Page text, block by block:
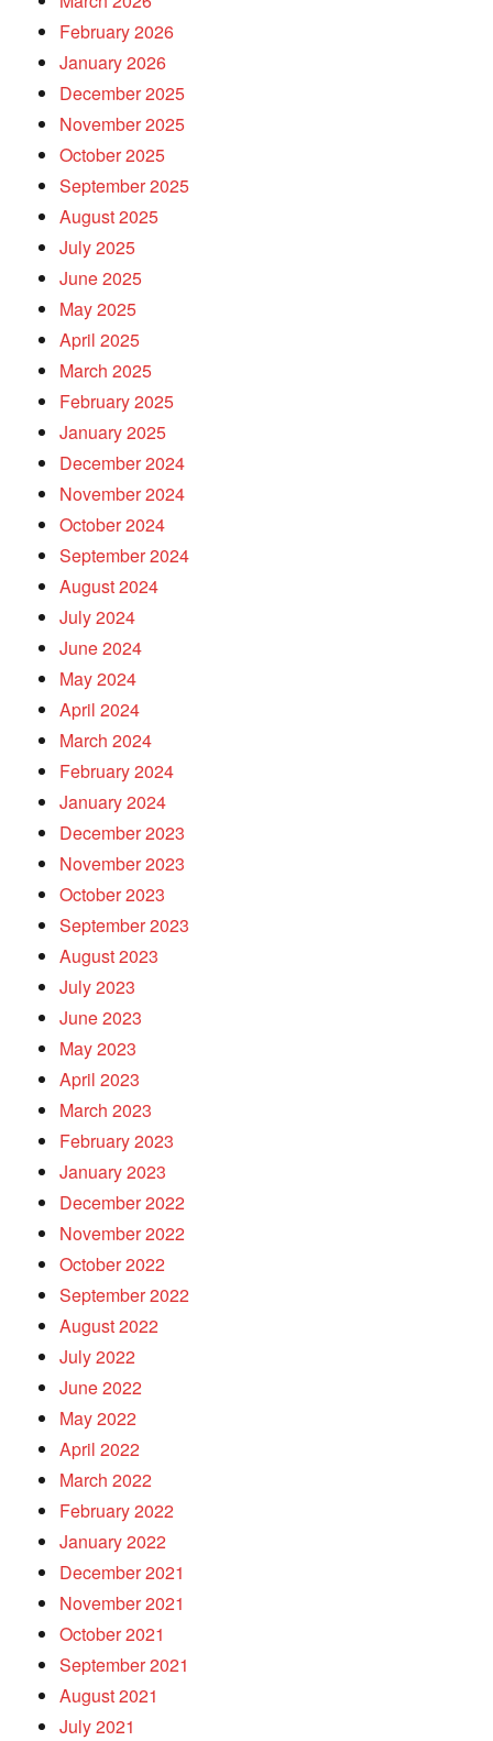
February 2026
January 2026
December 2025
November 2025
October 2025
September 2025
August 2025
July 2025
June 2025
May 2025
April 2025
March 2025
February 2025
January 2025
December 2024
November 2024
October 2024
September 2024
August 2024
July 2024
June 2024
May 2024
April 2024
March 2024
February 2024
January 2024
December 2023
November 2023
October 2023
September 2023
August 2023
July 2023
June 2023
May 2023
April 2023
March 2023
February 2023
January 2023
December 2022
November 2022
October 2022
September 2022
August 2022
July 2022
June 2022
May 2022
April 2022
March 2022
February 2022
January 2022
December 2021
November 2021
October 2021
September 2021
August 2021
July 2021